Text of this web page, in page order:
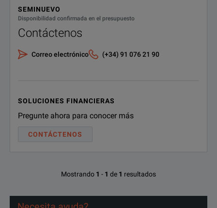
SEMINUEVO
Disponibilidad confirmada en el presupuesto
Contáctenos
Correo electrónico (+34) 91 076 21 90
SOLUCIONES FINANCIERAS
Pregunte ahora para conocer más
CONTÁCTENOS
Mostrando 1 - 1 de 1 resultados